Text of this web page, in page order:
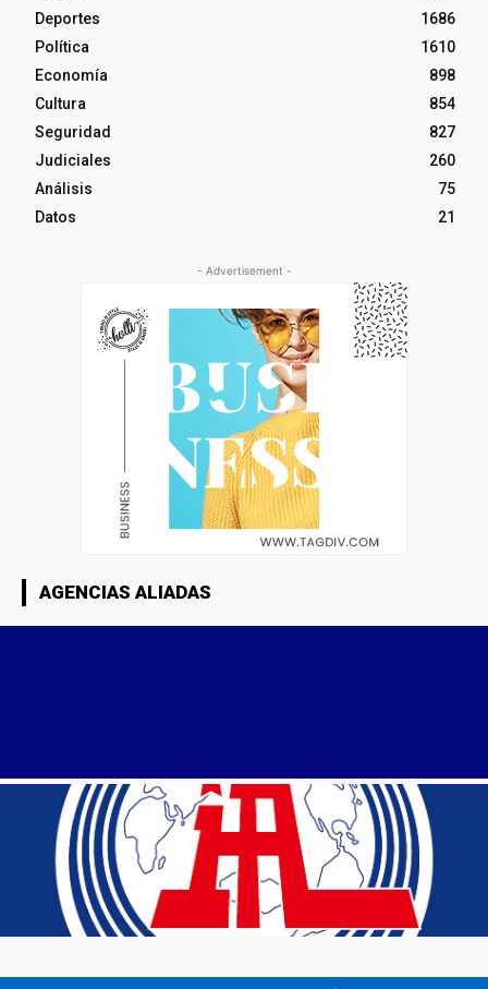
Deportes
1686
Política
1610
Economía
898
Cultura
854
Seguridad
827
Judiciales
260
Análisis
75
Datos
21
- Advertisement -
AGENCIAS ALIADAS